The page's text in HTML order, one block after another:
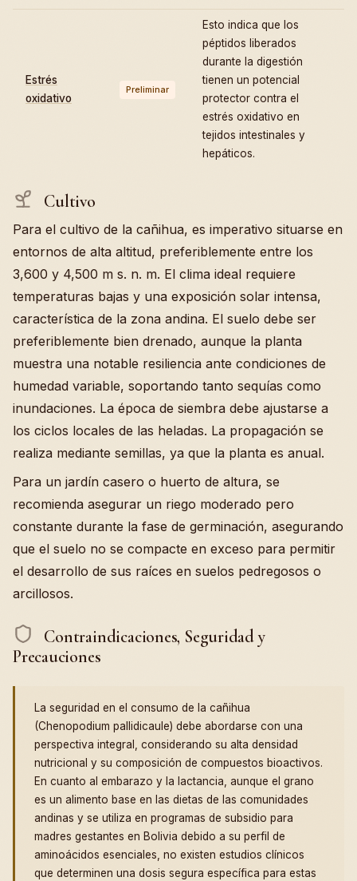
Estrés
oxidativo
Preliminar
Esto indica que los
péptidos liberados
durante la digestión
tienen un potencial
protector contra el
estrés oxidativo en
tejidos intestinales y
hepáticos.
Cultivo
Para el cultivo de la cañihua, es imperativo situarse en
entornos de alta altitud, preferiblemente entre los
3,600 y 4,500 m s. n. m. El clima ideal requiere
temperaturas bajas y una exposición solar intensa,
característica de la zona andina. El suelo debe ser
preferiblemente bien drenado, aunque la planta
muestra una notable resiliencia ante condiciones de
humedad variable, soportando tanto sequías como
inundaciones. La época de siembra debe ajustarse a
los ciclos locales de las heladas. La propagación se
realiza mediante semillas, ya que la planta es anual.
Para un jardín casero o huerto de altura, se
recomienda asegurar un riego moderado pero
constante durante la fase de germinación, asegurando
que el suelo no se compacte en exceso para permitir
el desarrollo de sus raíces en suelos pedregosos o
arcillosos.
Contraindicaciones, Seguridad y
Precauciones
La seguridad en el consumo de la cañihua
(Chenopodium pallidicaule) debe abordarse con una
perspectiva integral, considerando su alta densidad
nutricional y su composición de compuestos bioactivos.
En cuanto al embarazo y la lactancia, aunque el grano
es un alimento base en las dietas de las comunidades
andinas y se utiliza en programas de subsidio para
madres gestantes en Bolivia debido a su perfil de
aminoácidos esenciales, no existen estudios clínicos
que determinen una dosis segura específica para estas